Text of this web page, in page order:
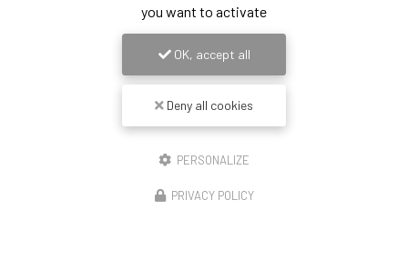
you want to activate
OK, accept all
Deny all cookies
PERSONALIZE
PRIVACY POLICY